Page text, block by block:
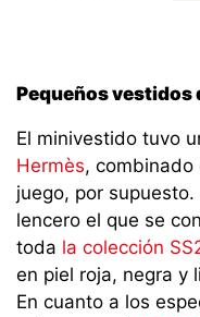
Pequeños vestidos
El minivestido tuvo
Hermès, combinado
juego, por
lencero el que se
toda la colección
en piel roja, negra y
En cuanto a los